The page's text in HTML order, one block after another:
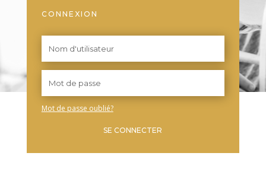
CONNEXION
Mot de passe oublié?
SE CONNECTER